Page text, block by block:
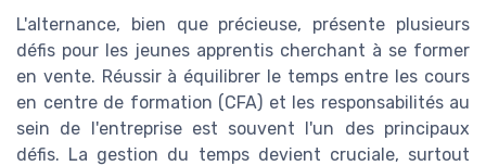
L'alternance, bien que précieuse, présente plusieurs
défis pour les jeunes apprentis cherchant à se former
en vente. Réussir à équilibrer le temps entre les cours
en centre de formation (CFA) et les responsabilités au
sein de l'entreprise est souvent l'un des principaux
défis. La gestion du temps devient cruciale, surtout